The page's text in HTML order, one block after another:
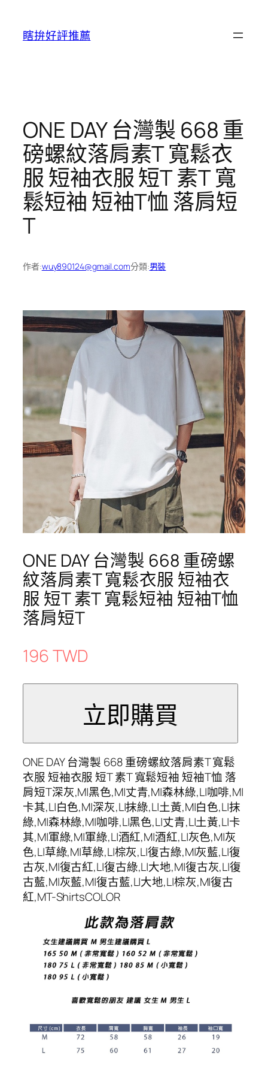
瞎拚好評推薦
ONE DAY 台灣製 668 重
磅螺紋落肩素T 寬鬆衣
服 短袖衣服 短T 素T 寬
鬆短袖 短袖T恤 落肩短
T
作者:wuy890124@gmail.com分類:男裝
ONE DAY 台灣製 668 重磅螺
紋落肩素T 寬鬆衣服 短袖衣
服 短T 素T 寬鬆短袖 短袖T恤
落肩短T
196 TWD
ONE DAY 台灣製 668 重磅螺紋落肩素T 寬鬆
衣服 短袖衣服 短T 素T 寬鬆短袖 短袖T恤 落
肩短T深灰,M|黑色,M|丈青,M|森林綠,L|咖啡,M|
卡其,L|白色,M|深灰,L|抹綠,L|土黃,M|白色,L|抹
綠,M|森林綠,M|咖啡,L|黑色,L|丈青,L|土黃,L|卡
其,M|軍綠,M|軍綠,L|酒紅,M|酒紅,L|灰色,M|灰
色,L|草綠,M|草綠,L|棕灰,L|復古綠,M|灰藍,L|復
古灰,M|復古紅,L|復古綠,L|大地,M|復古灰,L|復
古藍,M|灰藍,M|復古藍,L|大地,L|棕灰,M|復古
紅,MT-ShirtsCOLOR